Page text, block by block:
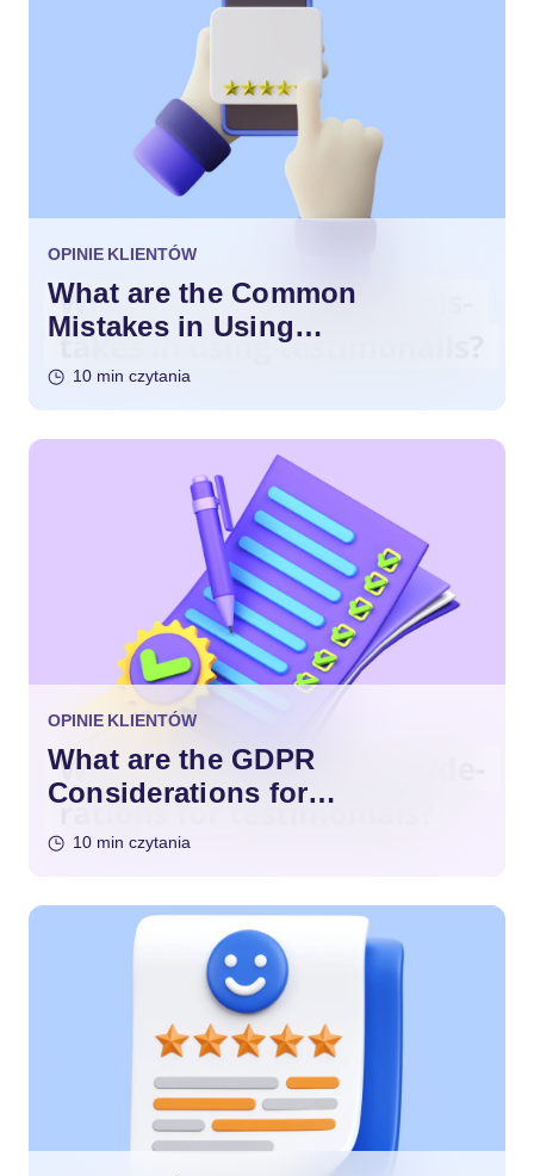
OPINIE KLIENTÓW
What are the Common
Mistakes in Using
10 min czytania
OPINIE KLIENTÓW
What are the GDPR
Considerations for
10 min czytania